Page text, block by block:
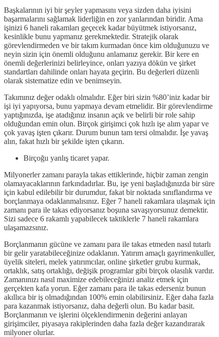
Başkalarının iyi bir şeyler yapmasını veya sizden daha iyisini
başarmalarını sağlamak liderliğin en zor yanlarından biridir. Ama
işinizi 6 haneli rakamları geçecek kadar büyütmek istiyorsanız,
kesinlikle bunu yapmanız gerekmektedir. Stratejik olarak
görevlendirmeden ve bir takım kurmadan önce kim olduğunuzu ve
neyin sizin için önemli olduğunu anlamanız gerekir. Bir kere en
önemli değerlerinizi belirleyince, onları yazıya dökün ve şirket
standartları dahilinde onları hayata geçirin. Bu değerleri düzenli
olarak sistematize edin ve benimseyin.
Takımınız değer odaklı olmalıdır. Eğer biri sizin %80’iniz kadar bir
işi iyi yapıyorsa, bunu yapmaya devam etmelidir. Bir görevlendirme
yaptığınızda, işe atadığınız insanın açık ve belirli bir role sahip
olduğundan emin olun. Birçok girişimci çok hızlı işe alım yapar ve
çok yavaş işten çıkarır. Durum bunun tam tersi olmalıdır. İşe yavaş
alın, fakat hızlı bir şekilde işten çıkarın.
Birçoğu yanlış ticaret yapar.
Milyonerler zamanı parayla takas ettiklerinde, hiçbir zaman zengin
olamayacaklarının farkındadırlar. Bu, işe yeni başladığınızda bir süre
için kabul edilebilir bir durumdur, fakat bir noktada sınıflandırma ve
borçlanmaya odaklanmalısınız. Eğer 7 haneli rakamlara ulaşmak için
zamanı para ile takas ediyorsanız boşuna savaşıyorsunuz demektir.
Sizi sadece 6 rakamlı yapabilecek taktiklerle 7 haneli rakamlara
ulaşamazsınız.
Borçlanmanın gücüne ve zamanı para ile takas etmeden nasıl tutarlı
bir gelir yaratabileceğinize odaklanın. Yatırım amaçlı gayrimenkuller,
üyelik siteleri, melek yatırımcılar, online şirketler grubu kurmak,
ortaklık, satış ortaklığı, değişik programlar gibi birçok olasılık vardır.
Zamanınızı nasıl maximize edebileceğinizi analiz etmek için
gerçekten kafa yorun. Eğer zamanı para ile takas ederseniz bunun
akıllıca bir iş olmadığından 100% emin olabilirsiniz. Eğer daha fazla
para kazanmak istiyorsanız, daha değerli olun. Bu kadar basit.
Borçlanmanın ve işlerini ölçeklendirmenin değerini anlayan
girişimciler, piyasaya rakiplerinden daha fazla değer kazandırarak
milyoner olurlar.